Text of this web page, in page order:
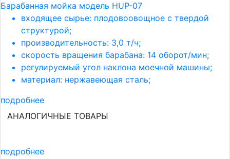
Барабанная мойка модель HUP-07
входящее сырье: плодовоовощное с твердой
структурой;
производительность: 3,0 т/ч;
скорость вращения барабана: 14 оборот/мин;
регулируемый угол наклона моечной машины;
материал: нержавеющая сталь;
подробнее
АНАЛОГИЧНЫЕ ТОВАРЫ
подробнее